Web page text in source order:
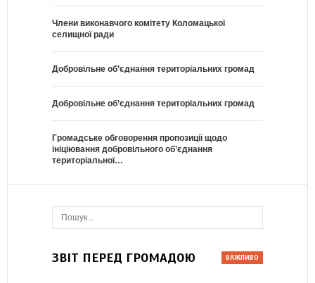
Члени виконавчого комітету Коломацької
селищної ради
Добровільне об’єднання територіальних громад
Добровільне об’єднання територіальних громад
Громадське обговорення пропозиції щодо
ініціювання добровільного об’єднання
територіальної…
ЗВІТ ПЕРЕД ГРОМАДОЮ